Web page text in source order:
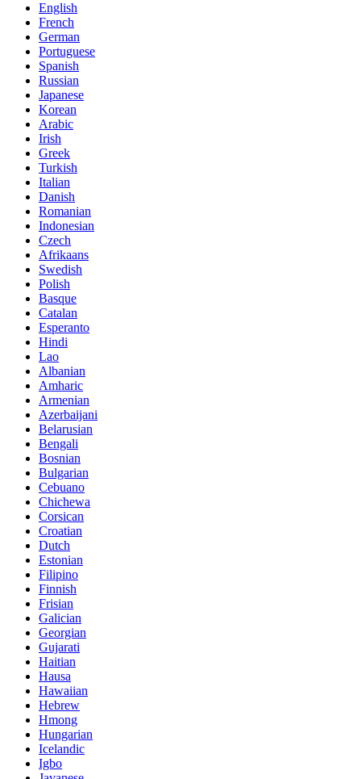
English
French
German
Portuguese
Spanish
Russian
Japanese
Korean
Arabic
Irish
Greek
Turkish
Italian
Danish
Romanian
Indonesian
Czech
Afrikaans
Swedish
Polish
Basque
Catalan
Esperanto
Hindi
Lao
Albanian
Amharic
Armenian
Azerbaijani
Belarusian
Bengali
Bosnian
Bulgarian
Cebuano
Chichewa
Corsican
Croatian
Dutch
Estonian
Filipino
Finnish
Frisian
Galician
Georgian
Gujarati
Haitian
Hausa
Hawaiian
Hebrew
Hmong
Hungarian
Icelandic
Igbo